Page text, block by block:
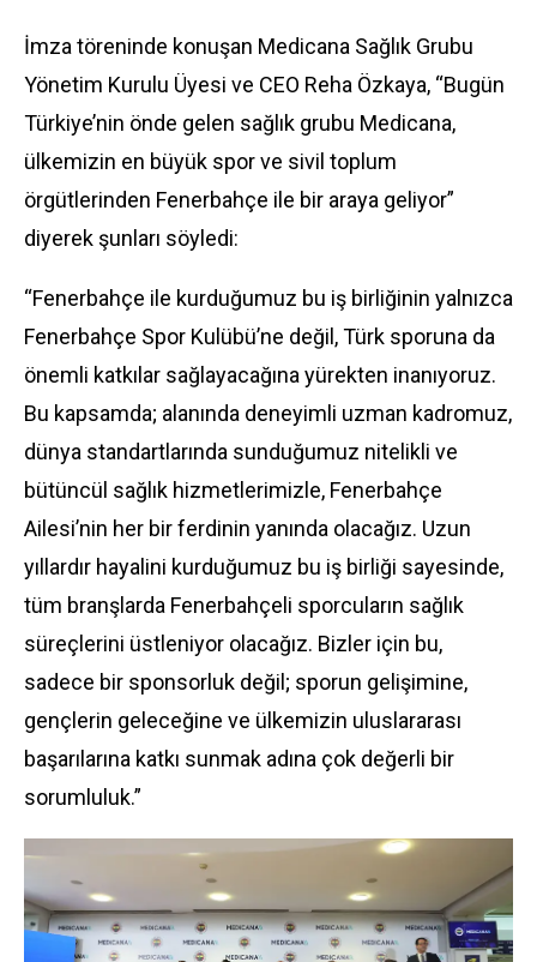
İmza töreninde konuşan Medicana Sağlık Grubu
Yönetim Kurulu Üyesi ve CEO Reha Özkaya, “Bugün
Türkiye’nin önde gelen sağlık grubu Medicana,
ülkemizin en büyük spor ve sivil toplum
örgütlerinden Fenerbahçe ile bir araya geliyor”
diyerek şunları söyledi:
“Fenerbahçe ile kurduğumuz bu iş birliğinin yalnızca
Fenerbahçe Spor Kulübü’ne değil, Türk sporuna da
önemli katkılar sağlayacağına yürekten inanıyoruz.
Bu kapsamda; alanında deneyimli uzman kadromuz,
dünya standartlarında sunduğumuz nitelikli ve
bütüncül sağlık hizmetlerimizle, Fenerbahçe
Ailesi’nin her bir ferdinin yanında olacağız. Uzun
yıllardır hayalini kurduğumuz bu iş birliği sayesinde,
tüm branşlarda Fenerbahçeli sporcuların sağlık
süreçlerini üstleniyor olacağız. Bizler için bu,
sadece bir sponsorluk değil; sporun gelişimine,
gençlerin geleceğine ve ülkemizin uluslararası
başarılarına katkı sunmak adına çok değerli bir
sorumluluk.”